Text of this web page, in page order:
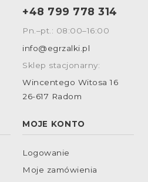
MOJE KONTO
Logowanie
Moje zamówienia
+48 799 778 314
Pn.–pt.: 08:00–16:00
info@egrzalki.pl
Sklep stacjonarny:
Wincentego Witosa 16
26-617 Radom